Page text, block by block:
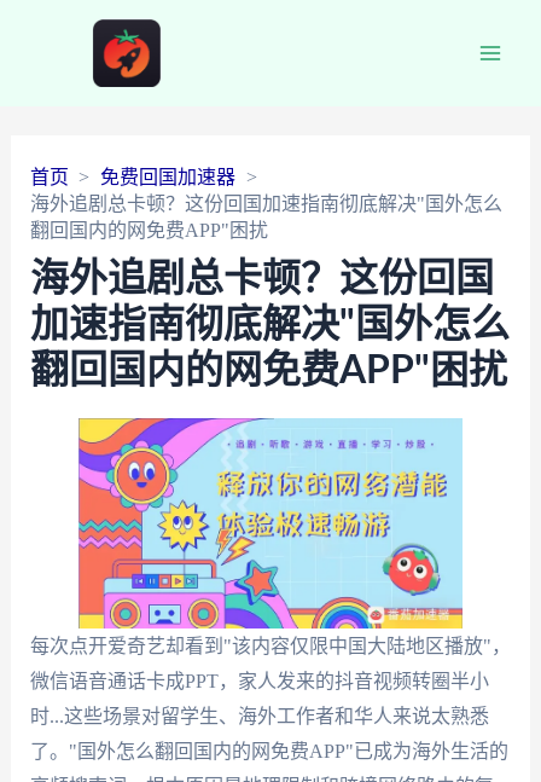
首页
免费回国加速器
海外追剧总卡顿？这份回国加速指南彻底解决"国外怎么
翻回国内的网免费APP"困扰
海外追剧总卡顿？这份回国
加速指南彻底解决"国外怎么
翻回国内的网免费APP"困扰
每次点开爱奇艺却看到"该内容仅限中国大陆地区播放"，
微信语音通话卡成PPT，家人发来的抖音视频转圈半小
时...这些场景对留学生、海外工作者和华人来说太熟悉
了。"国外怎么翻回国内的网免费APP"已成为海外生活的